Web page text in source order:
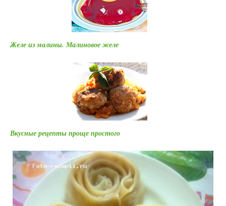
Желе из малины. Малиновое желе
Вкусные рецепты проще простого